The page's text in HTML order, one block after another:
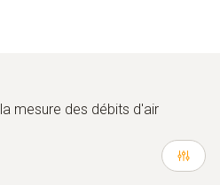
mesure des débits d'air